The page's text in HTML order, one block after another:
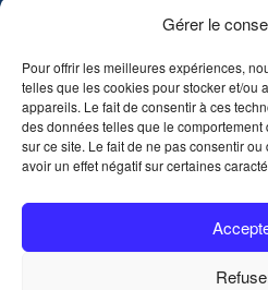
Gérer le
Pour offrir les meilleures expériences,
telles que les cookies pour stocker et/ou
appareils. Le fait de consentir à ces
des données telles que le
sur ce site. Le fait de ne pas consentir
avoir un effet négatif sur certaines
Statuts
Colloques
Innovation-
Les Prix de
Partenaires